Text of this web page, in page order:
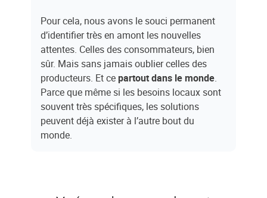
Pour cela, nous avons le souci permanent
d’identifier très en amont les nouvelles
attentes. Celles des consommateurs, bien
sûr. Mais sans jamais oublier celles des
producteurs. Et cepartout dans le monde.
Parce que même si les besoins locaux sont
souvent très spécifiques, les solutions
peuvent déjà exister à l’autre bout du
monde.